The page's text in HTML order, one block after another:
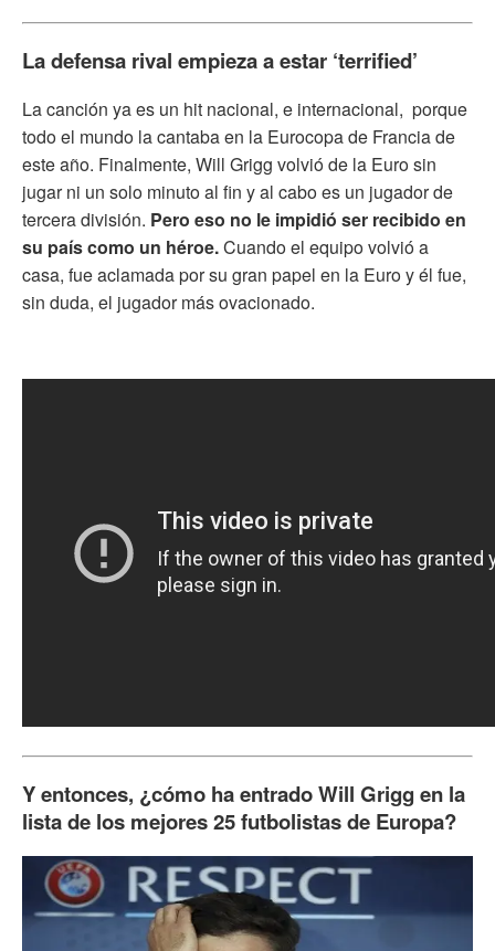
La defensa rival empieza a estar ‘terrified’
La canción ya es un hit nacional, e internacional, porque
todo el mundo la cantaba en la Eurocopa de Francia de
este año. Finalmente, Will Grigg volvió de la Euro sin
jugar ni un solo minuto al fin y al cabo es un jugador de
tercera división. Pero eso no le impidió ser recibido en
su país como un héroe.Cuando el equipo volvió a
casa, fue aclamada por su gran papel en la Euro y él fue,
sin duda, el jugador más ovacionado.
Y entonces, ¿cómo ha entrado Will Grigg en la
lista de los mejores 25 futbolistas de Europa?